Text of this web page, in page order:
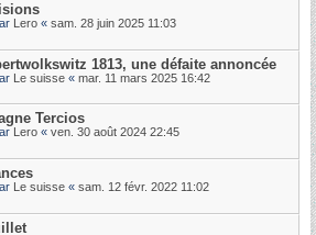
Lero « sam. 28 juin 2025 11:03
1813, une défaite annoncée
Le suisse « mar. 11 mars 2025 16:42
Tercios
Lero « ven. 30 août 2024 22:45
Le suisse « sam. 12 févr. 2022 11:02